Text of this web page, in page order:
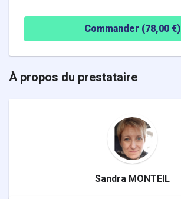
Commander (78,00€)
À propos du prestataire
Sandra MONTEIL